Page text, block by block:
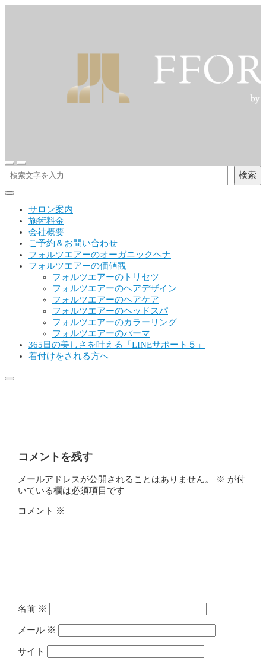
検索
サロン案内
施術料金
会社概要
ご予約＆お問い合わせ
フォルツエアーのオーガニックヘナ
フォルツエアーの価値観
フォルツエアーのトリセツ
フォルツエアーのヘアデザイン
フォルツエアーのヘアケア
フォルツエアーのヘッドスパ
フォルツエアーのカラーリング
フォルツエアーのパーマ
365日の美しさを叶える「LINEサポート５」
着付けをされる方へ
コメントを残す
メールアドレスが公開されることはありません。 ※ が付
いている欄は必須項目です
コメント ※
名前 ※
メール ※
サイト